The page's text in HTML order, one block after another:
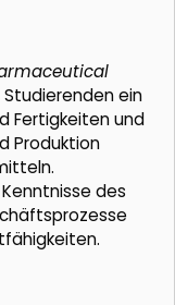
ein
Fertigkeiten und
Produktion
des